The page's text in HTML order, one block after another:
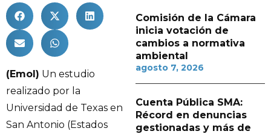
(Emol) Un estudio
realizado por la
Universidad de Texas en
San Antonio (Estados
Comisión de la Cámara
inicia votación de
cambios a normativa
ambiental
agosto 7, 2026
Cuenta Pública SMA:
Récord en denuncias
gestionadas y más de